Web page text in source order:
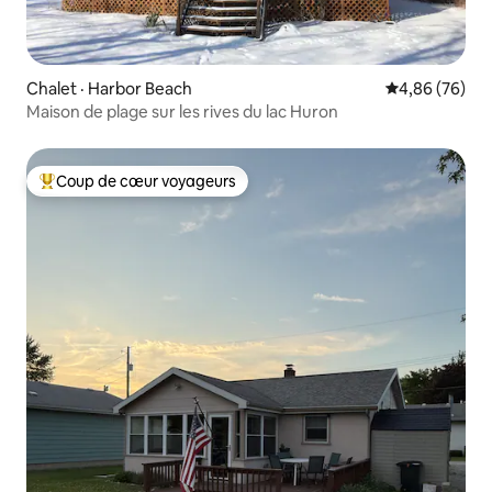
Chalet · Harbor Beach Note
4,86 (76)
Maison de plage sur les rives du lac Huron
Coup de cœur voyageurs parmi les plus aimés
Coup de cœur voyageurs